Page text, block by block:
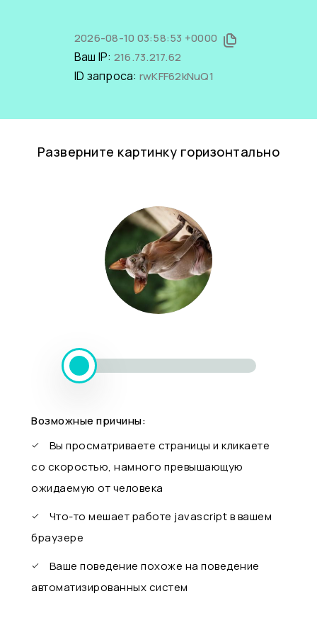
2026-08-10 03:58:53 +0000
Ваш IP: 216.73.217.62
ID запроса: rwKFF62kNuQ1
Разверните картинку горизонтально
Возможные причины:
Вы просматриваете страницы и кликаете
со скоростью, намного превышающую
ожидаемую от человека
Что-то мешает работе javascript в вашем
браузере
Ваше поведение похоже на поведение
автоматизированных систем